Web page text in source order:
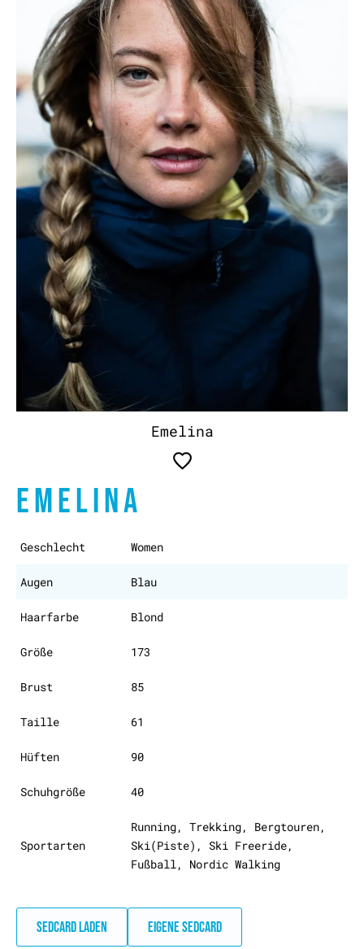
Emelina
EMELINA
Geschlecht Women
Augen Blau
Haarfarbe Blond
Größe 173
Brust 85
Taille 61
Hüften 90
Schuhgröße 40
Sportarten
Running, Trekking, Bergtouren,
Ski(Piste), Ski Freeride,
Fußball, Nordic Walking
SEDCARD LADEN EIGENE SEDCARD